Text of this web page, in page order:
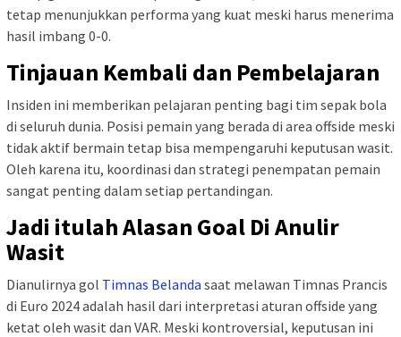
tetap menunjukkan performa yang kuat meski harus menerima
hasil imbang 0-0.
Tinjauan Kembali dan Pembelajaran
Insiden ini memberikan pelajaran penting bagi tim sepak bola
di seluruh dunia. Posisi pemain yang berada di area offside meski
tidak aktif bermain tetap bisa mempengaruhi keputusan wasit.
Oleh karena itu, koordinasi dan strategi penempatan pemain
sangat penting dalam setiap pertandingan.
Jadi itulah Alasan Goal Di Anulir
Wasit
Dianulirnya gol Timnas Belanda saat melawan Timnas Prancis
di Euro 2024 adalah hasil dari interpretasi aturan offside yang
ketat oleh wasit dan VAR. Meski kontroversial, keputusan ini